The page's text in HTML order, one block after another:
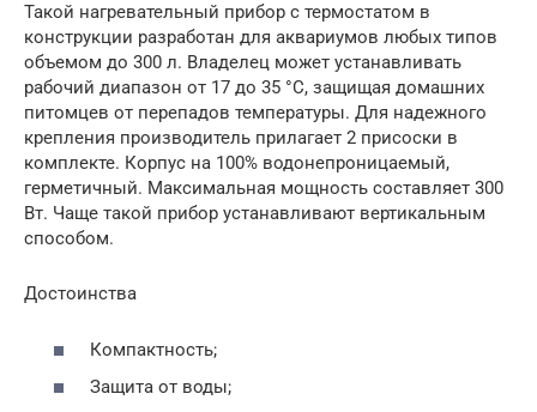
Такой нагревательный прибор с термостатом в
конструкции разработан для аквариумов любых типов
объемом до 300 л. Владелец может устанавливать
рабочий диапазон от 17 до 35 °C, защищая домашних
питомцев от перепадов температуры. Для надежного
крепления производитель прилагает 2 присоски в
комплекте. Корпус на 100% водонепроницаемый,
герметичный. Максимальная мощность составляет 300
Вт. Чаще такой прибор устанавливают вертикальным
способом.
Достоинства
Компактность;
Защита от воды;